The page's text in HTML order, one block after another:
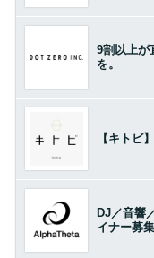
9割以上が
を。
【キトビ
DJ／音響
イナー募集